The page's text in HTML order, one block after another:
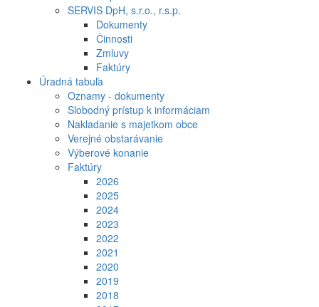
SERVIS DpH, s.r.o., r.s.p.
Dokumenty
Činnosti
Zmluvy
Faktúry
Úradná tabuľa
Oznamy - dokumenty
Slobodný prístup k informáciam
Nakladanie s majetkom obce
Verejné obstarávanie
Výberové konanie
Faktúry
2026
2025
2024
2023
2022
2021
2020
2019
2018